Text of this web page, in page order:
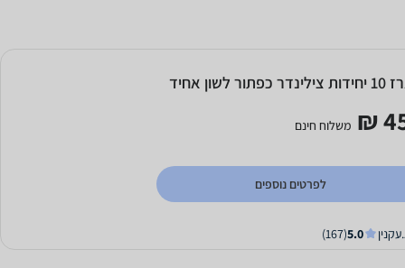
לשון אחיד
משלוח חינם
לפרטים נוספים
5.0
(167)